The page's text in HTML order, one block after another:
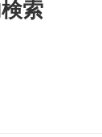
索